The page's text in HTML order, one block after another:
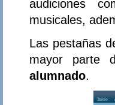
audiciones
musicales,
Las pestañas
mayor parte
alumnado.